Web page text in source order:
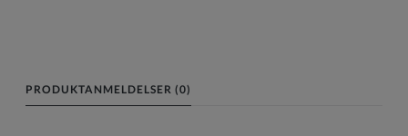
PRODUKTANMELDELSER (0)